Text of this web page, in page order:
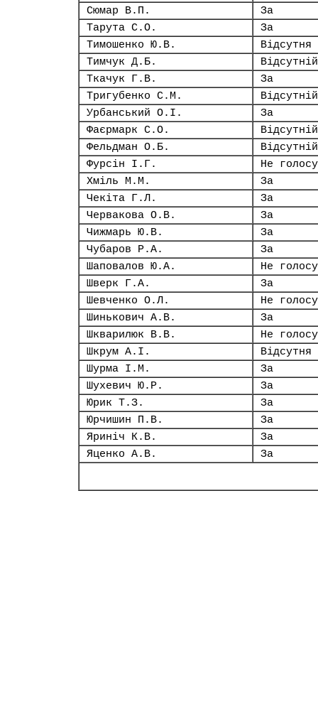
Сюмар В.П.
За
Тарута С.О.
За
Тимошенко Ю.В.
Відсутня
Тимчук Д.Б.
Відсутній
Ткачук Г.В.
За
Тригубенко С.М.
Відсутній
Урбанський О.І.
За
Фаєрмарк С.О.
Відсутній
Фельдман О.Б.
Відсутній
Фурсін І.Г.
Не
Хміль М.М.
За
Чекіта Г.Л.
За
Червакова О.В.
За
Чижмарь Ю.В.
За
Чубаров Р.А.
За
Шаповалов Ю.А.
Не
Шверк Г.А.
За
Шевченко О.Л.
Не
Шинькович А.В.
За
Шкварилюк В.В.
Не
Шкрум А.І.
Відсутня
Шурма І.М.
За
Шухевич Ю.Р.
За
Юрик Т.З.
За
Юрчишин П.В.
За
Яриніч К.В.
За
Яценко А.В.
За